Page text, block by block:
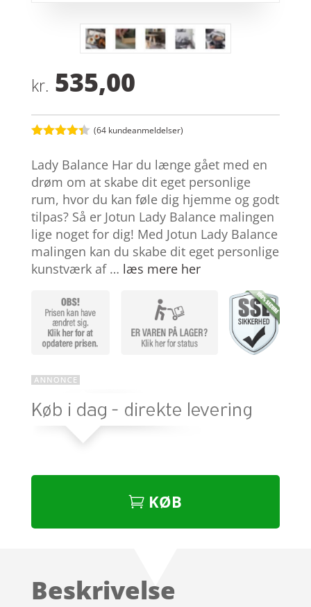
kr. 535,00
ud af 5
baseret
på
kundebedø
mmelser
(64 kundeanmeldelser)
Lady Balance Har du længe gået med en
drøm om at skabe dit eget personlige
rum, hvor du kan føle dig hjemme og godt
tilpas? Så er Jotun Lady Balance malingen
lige noget for dig! Med Jotun Lady Balance
malingen kan du skabe dit eget personlige
kunstværk af … læs mere her
KØB
Beskrivelse